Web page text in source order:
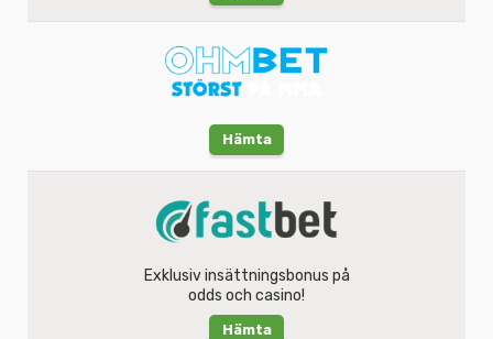
Hämta
Exklusiv insättningsbonus på
odds och casino!
Hämta